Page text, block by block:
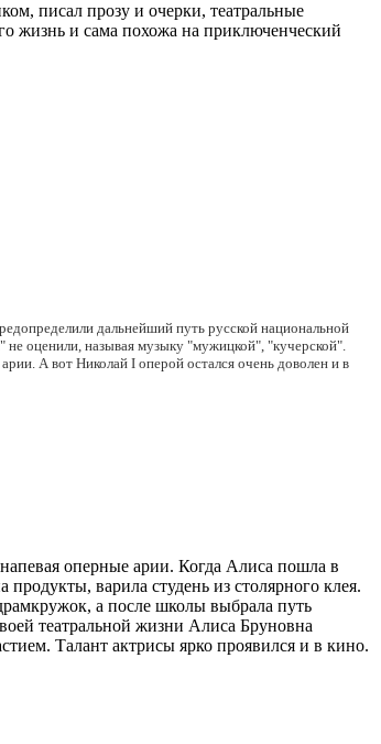
писал прозу и очерки, театральные
жизнь и сама похожа на приключенческий
дальнейший путь русской национальной
не оценили, называя музыку "мужицкой", "кучерской".
А вот Николай I оперой остался очень доволен и в
оперные арии. Когда Алиса пошла в
варила студень из столярного клея.
а после школы выбрала путь
театральной жизни Алиса Бруновна
Талант актрисы ярко проявился и в кино.